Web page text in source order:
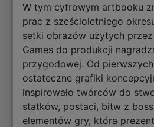
W tym cyfrowym artbooku
prac z sześcioletniego
setki obrazów użytych przez
Games do produkcji
przygodowej. Od
ostateczne grafiki
inspirowało twórców do
statków, postaci, bitw z
elementów gry, która